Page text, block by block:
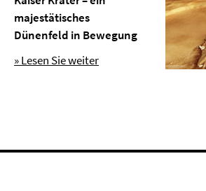
majestätisches
Dünenfeld in Bewegung
» Lesen Sie weiter